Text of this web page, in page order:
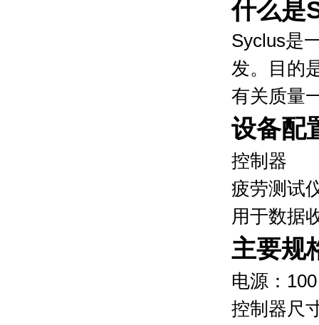
什么是
Syclus是
发。目的
有关质量
设备配
控制器
疲劳测试
用于数据
主要规
电源：
控制器尺